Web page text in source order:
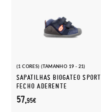
(1 CORES) (TAMANHO 19 - 21)
SAPATILHAS BIOGATEO SPORT
FECHO ADERENTE
57,95€